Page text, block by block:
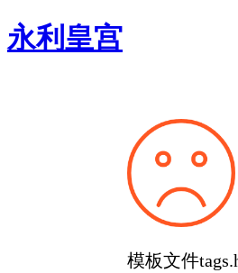
永利皇宫
模板文件